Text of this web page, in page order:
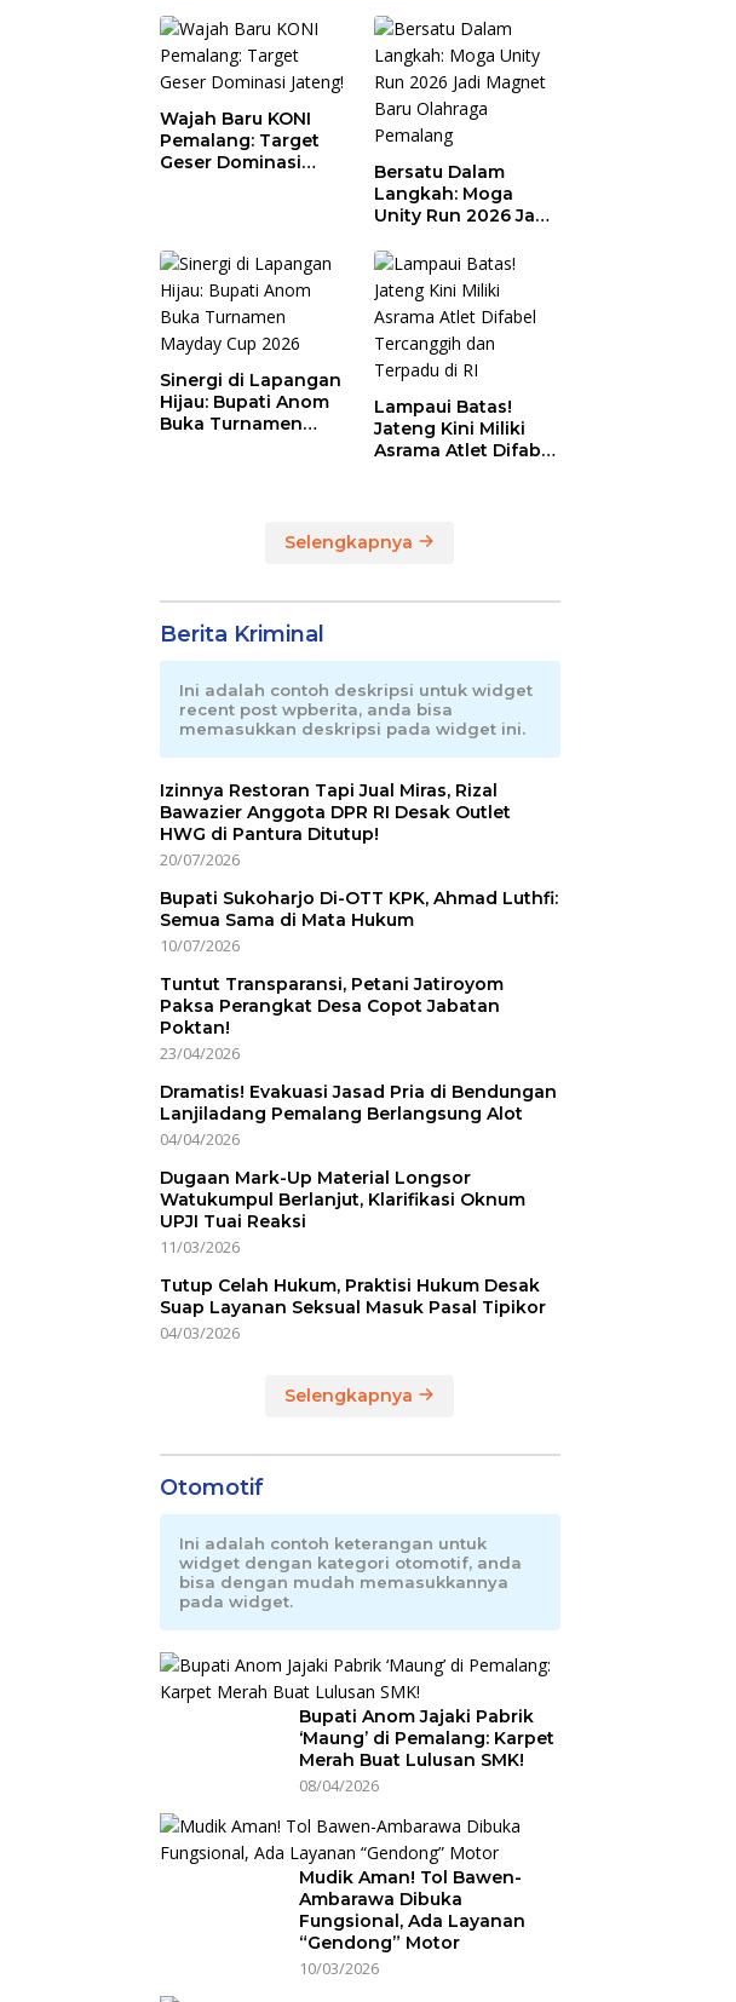
Wajah Baru KONI
Pemalang: Target
Geser Dominasi
Bersatu Dalam
Langkah: Moga
Unity Run 2026 Jadi
Olahraga Pemalang
Sinergi di Lapangan
Hijau: Bupati Anom
Buka Turnamen
Lampaui Batas!
Jateng Kini Miliki
Asrama Atlet Difabel
Selengkapnya
Berita Kriminal
Ini adalah contoh deskripsi untuk widget
recent post wpberita, anda bisa
memasukkan deskripsi pada widget ini.
Izinnya Restoran Tapi Jual Miras, Rizal
Bawazier Anggota DPR RI Desak Outlet
HWG di Pantura Ditutup!
20/07/2026
Bupati Sukoharjo Di-OTT KPK, Ahmad Luthfi:
Semua Sama di Mata Hukum
10/07/2026
Tuntut Transparansi, Petani Jatiroyom
Paksa Perangkat Desa Copot Jabatan
Poktan!
23/04/2026
Dramatis! Evakuasi Jasad Pria di Bendungan
Lanjiladang Pemalang Berlangsung Alot
04/04/2026
Dugaan Mark-Up Material Longsor
Watukumpul Berlanjut, Klarifikasi Oknum
UPJI Tuai Reaksi
11/03/2026
Tutup Celah Hukum, Praktisi Hukum Desak
Suap Layanan Seksual Masuk Pasal Tipikor
04/03/2026
Selengkapnya
Otomotif
Ini adalah contoh keterangan untuk
widget dengan kategori otomotif, anda
bisa dengan mudah memasukkannya
pada widget.
Bupati Anom Jajaki Pabrik
‘Maung’ di Pemalang: Karpet
Merah Buat Lulusan SMK!
08/04/2026
Mudik Aman! Tol Bawen-
Ambarawa Dibuka
Fungsional, Ada Layanan
“Gendong” Motor
10/03/2026